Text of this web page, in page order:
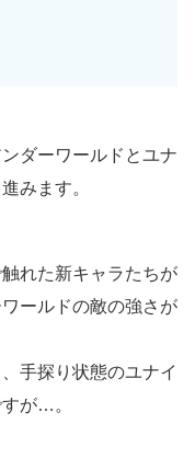
ダーワールドとユナ
みます。
れた新キャラたちが
ールドの敵の強さが
手探り状態のユナイ
が…。